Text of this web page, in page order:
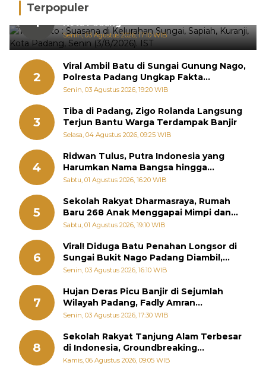
Terpopuler
1
Hujan Deras, 15 Titik Banjir Terdeteksi di
Kota Padang
Senin, 03 Agustus 2026, 17:10 WIB
2
Viral Ambil Batu di Sungai Gunung Nago,
Polresta Padang Ungkap Fakta
Sebenarnya
Senin, 03 Agustus 2026, 19:20 WIB
3
Tiba di Padang, Zigo Rolanda Langsung
Terjun Bantu Warga Terdampak Banjir
Selasa, 04 Agustus 2026, 09:25 WIB
4
Ridwan Tulus, Putra Indonesia yang
Harumkan Nama Bangsa hingga
Diabadikan dalam Buku Jepang
Sabtu, 01 Agustus 2026, 16:20 WIB
5
Sekolah Rakyat Dharmasraya, Rumah
Baru 268 Anak Menggapai Mimpi dan
Memutus Rantai Kemiskinan
Sabtu, 01 Agustus 2026, 19:10 WIB
6
Viral! Diduga Batu Penahan Longsor di
Sungai Bukit Nago Padang Diambil,
Warga Khawatir Bencana Terulang
Senin, 03 Agustus 2026, 16:10 WIB
7
Hujan Deras Picu Banjir di Sejumlah
Wilayah Padang, Fadly Amran
Perintahkan OPD Siaga
Senin, 03 Agustus 2026, 17:30 WIB
8
Sekolah Rakyat Tanjung Alam Terbesar
di Indonesia, Groundbreaking
September
Kamis, 06 Agustus 2026, 09:05 WIB